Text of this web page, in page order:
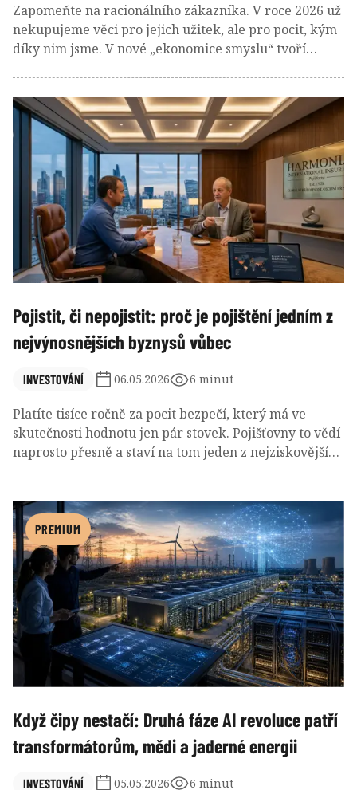
Zapomeňte na racionálního zákazníka. V roce 2026 už
nekupujeme věci pro jejich užitek, ale pro pocit, kým
díky nim jsme. V nové „ekonomice smyslu“ tvoří
Pojistit, či nepojistit: proč je pojištění jedním z
nejvýnosnějších byznysů vůbec
INVESTOVÁNÍ 06.05.2026 6 minut
Platíte tisíce ročně za pocit bezpečí, který má ve
skutečnosti hodnotu jen pár stovek. Pojišťovny to vědí
naprosto přesně a staví na tom jeden z nejziskovějších
zbytečně draze kupujete. Jedno jediné pravidlo
přitom rozhoduje o tom, zda na pojistkách
dlouhodobě tratíte, nebo je využíváte ve svůj
prospěch.
PREMIUM
Když čipy nestačí: Druhá fáze AI revoluce patří
transformátorům, mědi a jaderné energii
INVESTOVÁNÍ 05.05.2026 6 minut